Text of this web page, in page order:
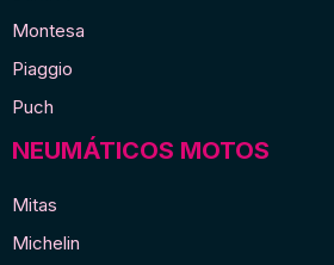
Montesa
Piaggio
Puch
NEUMÁTICOS MOTOS
Mitas
Michelin